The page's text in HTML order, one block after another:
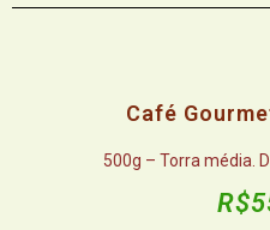
Café
500g – Torra média.